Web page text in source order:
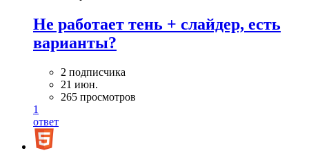
Не работает тень + слайдер, есть
варианты?
2 подписчика
21 июн.
265 просмотров
1
ответ